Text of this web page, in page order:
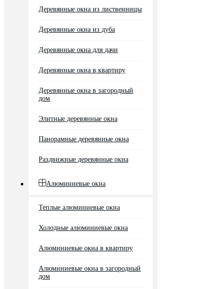
Деревянные окна из лиственницы
Деревянные окна из дуба
Деревянные окна для дачи
Деревянные окна в квартиру
Деревянные окна в загородный
дом
Элитные деревянные окна
Панорамные деревянные окна
Раздвижные деревянные окна
Алюминиевые окна
Теплые алюминиевые окна
Холодные алюминиевые окна
Алюминиевые окна в квартиру
Алюминиевые окна в загородный
дом